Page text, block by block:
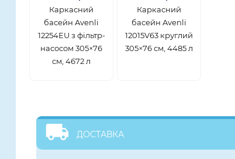
Каркасний
басейн Avenli
12254EU з фільтр-
насосом 305×76
см, 4672 л
Каркасний
басейн Avenli
12015V63 круглий
305×76 см, 4485 л
ДОСТАВКА